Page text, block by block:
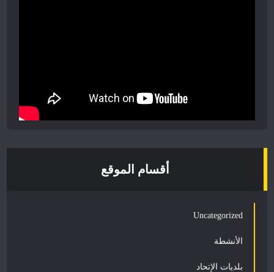
أقسام الموقع
Uncategorized
الأنشطة
بلديات الإتحاد